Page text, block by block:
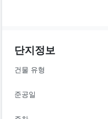
단지정보
건물 유형
준공일